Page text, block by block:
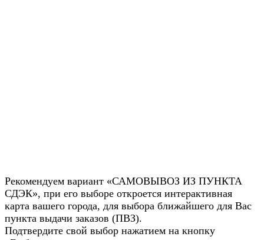
Рекомендуем вариант «САМОВЫВОЗ ИЗ ПУНКТА
СДЭК», при его выборе откроется интерактивная
карта вашего города, для выбора ближайшего для Вас
пункта выдачи заказов (ПВЗ).
Подтвердите свой выбор нажатием на кнопку